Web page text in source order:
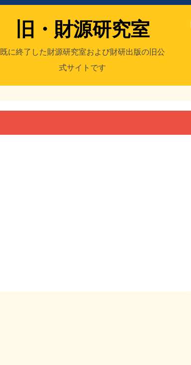
旧・財源研究室
既に終了した財源研究室および財研出版の旧公
式サイトです